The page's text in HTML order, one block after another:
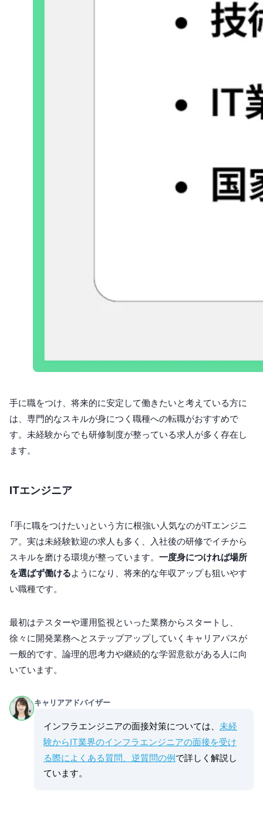
手に職をつけ、将来的に安定して働きたいと考えている方に
は、専門的なスキルが身につく職種への転職がおすすめで
す。未経験からでも研修制度が整っている求人が多く存在し
ます。
ITエンジニア
「手に職をつけたい」という方に根強い人気なのがITエンジニ
ア。実は未経験歓迎の求人も多く、入社後の研修でイチから
スキルを磨ける環境が整っています。 一度身につければ場所
を選ばず働けるようになり、将来的な年収アップも狙いやす
い職種です。
最初はテスターや運用監視といった業務からスタートし、
徐々に開発業務へとステップアップしていくキャリアパスが
一般的です。論理的思考力や継続的な学習意欲がある人に向
いています。
キャリアアドバイザー
インフラエンジニアの面接対策については、 未経
験からIT業界のインフラエンジニアの面接を受け
る際によくある質問、逆質問の例で詳しく解説し
ています。